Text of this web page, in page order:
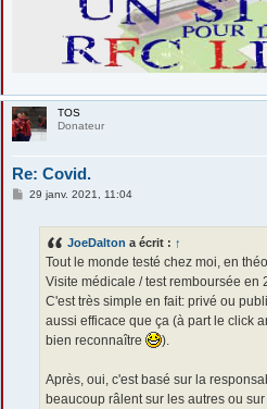
TOS
Donateur
Re: Covid.
M29 janv. 2021, 11:04
JoeDalton a écrit : ↑
Tout le monde testé chez moi, en
Visite médicale / test remboursée en
C'est très simple en fait: privé ou
aussi efficace que ça (à part le click
bien reconnaître
).
Après, oui, c'est basé sur la
beaucoup râlent sur les autres ou